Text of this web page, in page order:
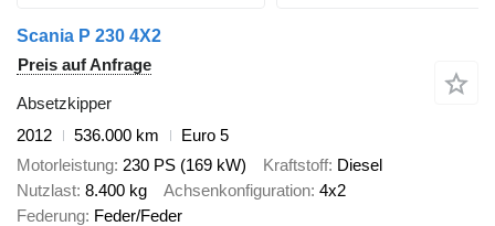
Scania P 230 4X2
Preis auf Anfrage
Absetzkipper
2012
536.000 km
Euro 5
Motorleistung 230 PS (169 kW) Kraftstoff Diesel
Nutzlast 8.400 kg Achsenkonfiguration 4x2
Federung Feder/Feder